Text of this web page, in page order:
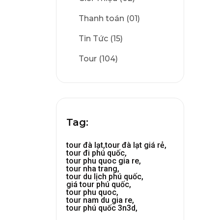
Thanh toán (01)
Tin Tức (15)
Tour (104)
Tag:
tour đà lạt,tour đà lạt giá rẻ,
tour đi phú quốc,
tour phu quoc gia re,
tour nha trang,
tour du lịch phú quốc,
giá tour phú quốc,
tour phu quoc,
tour nam du gia re,
tour phú quốc 3n3d,